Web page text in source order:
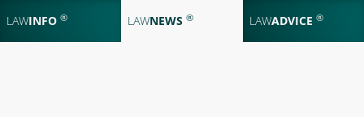
LAWINFO ® LAWNEWS ® LAWADVICE ®